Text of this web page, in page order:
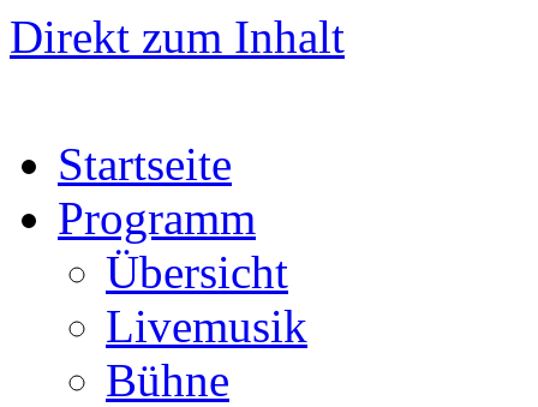
Direkt zum Inhalt
Startseite
Programm
Übersicht
Livemusik
Bühne